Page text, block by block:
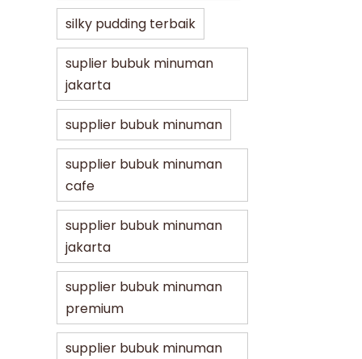
silky pudding terbaik
suplier bubuk minuman
jakarta
supplier bubuk minuman
supplier bubuk minuman
cafe
supplier bubuk minuman
jakarta
supplier bubuk minuman
premium
supplier bubuk minuman